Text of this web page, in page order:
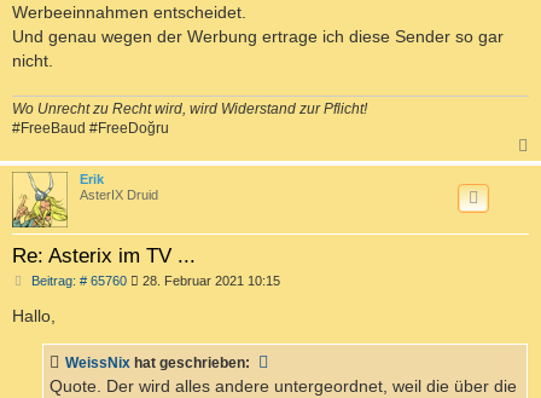
Werbeeinnahmen entscheidet.
Und genau wegen der Werbung ertrage ich diese Sender so gar
nicht.
Wo Unrecht zu Recht wird, wird Widerstand zur Pflicht!
#FreeBaud #FreeDoğru
a
Erik
AsterIX Druid
Re: Asterix im TV ...
Beitrag: # 65760B
r
a
28. Februar 2021 10:15
Hallo,
WeissNix hat geschrieben:
Quote. Der wird alles andere untergeordnet, weil die über die